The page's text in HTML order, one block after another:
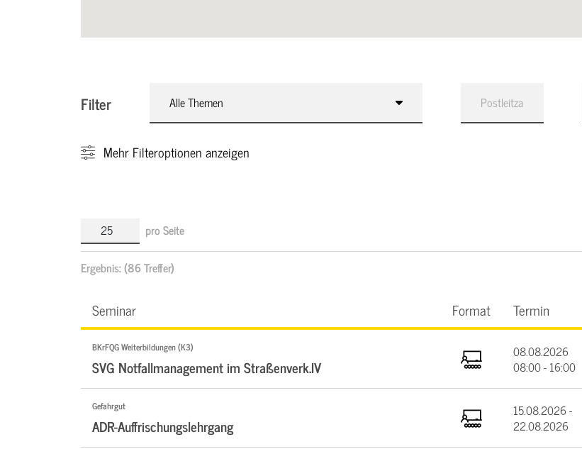
Filter Alle Themen
Mehr Filteroptionen anzeigen
pro Seite
Ergebnis:(86 Treffer)
Seminar Format Termin
BKrFQG Weiterbildungen (K3)
SVG Notfallmanagement im Straßenverk.IV
08.08.2026
08:00 - 16:00
Gefahrgut
ADR-Auffrischungslehrgang
15.08.2026 -
22.08.2026